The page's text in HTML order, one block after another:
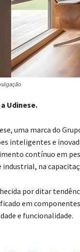
Udinese.
uma marca do
inteligentes e
contínuo em
industrial, na
por ditar
em
e funcionalidade.